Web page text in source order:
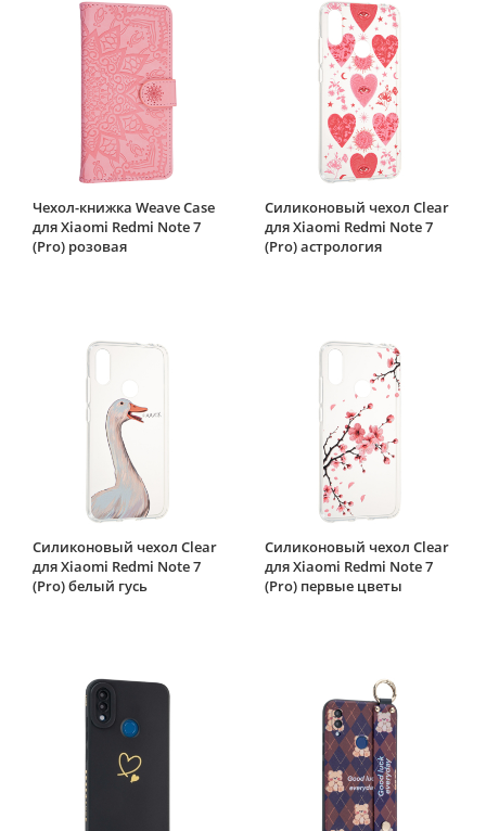
Чехол-книжка Weave Case
для Xiaomi Redmi Note 7
(Pro) розовая
Силиконовый чехол Clear
для Xiaomi Redmi Note 7
(Pro) астрология
Силиконовый чехол Clear
для Xiaomi Redmi Note 7
(Pro) белый гусь
Силиконовый чехол Clear
для Xiaomi Redmi Note 7
(Pro) первые цветы